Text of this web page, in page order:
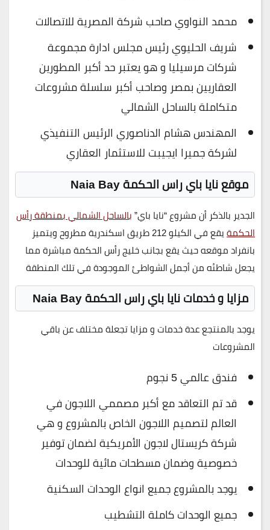
محمد النواوي صاحب شركة المصرية للاتصالات
شريف الحليوي رئيس مجلس ادارة مجموعة
شركات مرسيليا و هو يعتبر حد أكبر المطورين
العقاريين بمصر وصاحب أكبر سلسلة مشروعات
متكاملة بالساحل الشمالي
المهندس هشام الدناصوري الرئيس التنفيذي
لشركة جميرا ايجيبت للاستثمار العقاري
موقع نايا باي راس الحكمة Naia Bay
الجدير بالذكر أن مشروع “نايا باي”بالساحل الشمالي بمنطقة رأس
الحكمة
يقع في الكيلو 212 طريق اسكندرية مطروح ويتميز
بانفراد موقعه حيث يقع بجانب خليج رأس الحكمة مباشرة مما
يجعل شاطئه من أجمل الشواطئ الموجودة في تلك المنطقة
مزايا و خدمات نايا باي راس الحكمة Naia Bay
يوجد بالمنتجع عدة خدمات و مزايا تجعلة مختلف عن باقي
المشروعات
فندق عالمي 5 نجوم
قد تم التعاقد مع أكبر مصممي اللاجون في
العالم لتصميم اللاجون الخاص بالمشروع و هي
شركة كريستال لاجون الأمريكية لضمان توفير
خصوصية وضمان مسطحات مائية للوحدات
يوجد بالمشروع جميع انواع الوحدات السكنية
جميع الوحدات كاملة التشطيب